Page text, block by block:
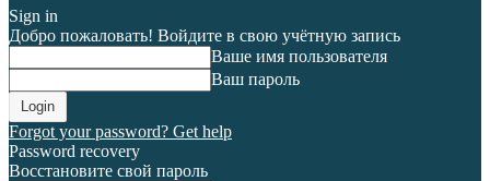
Sign in
Добро пожаловать! Войдите в свою учётную запись
Ваше имя пользователя
Ваш пароль
Forgot your password? Get help
Password recovery
Восстановите свой пароль